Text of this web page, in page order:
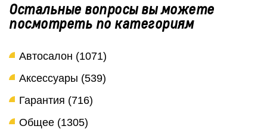
Остальные вопросы вы можете
посмотреть по категориям
Автосалон (1071)
Аксессуары (539)
Гарантия (716)
Общее (1305)